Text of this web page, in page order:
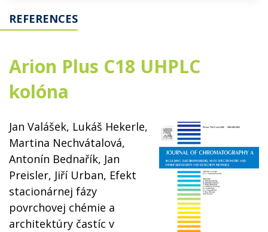
REFERENCES
Arion Plus C18 UHPLC
kolóna
Jan Valášek, Lukáš Hekerle,
Martina Nechvátalová,
Antonín Bednařík, Jan
Preisler, Jiří Urban, Efekt
stacionárnej fázy
povrchovej chémie a
architektúry častíc v